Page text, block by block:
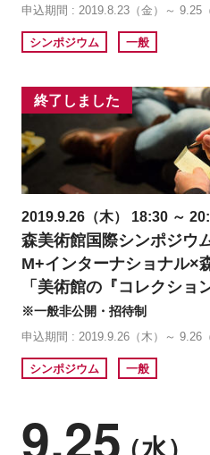
申込期間 : 2019.8.23（金）～ 9.25（
シンポジウム 一般
終了しました
2019.9.26（木） 18:30 ～
森美術館国際シンポジウ
M+インターナショナル×
「美術館の『コレクショ
※一般非公開・招待制
申込期間 : 2019.9.26（木）～ 9.26（
シンポジウム 一般
9.25（水）